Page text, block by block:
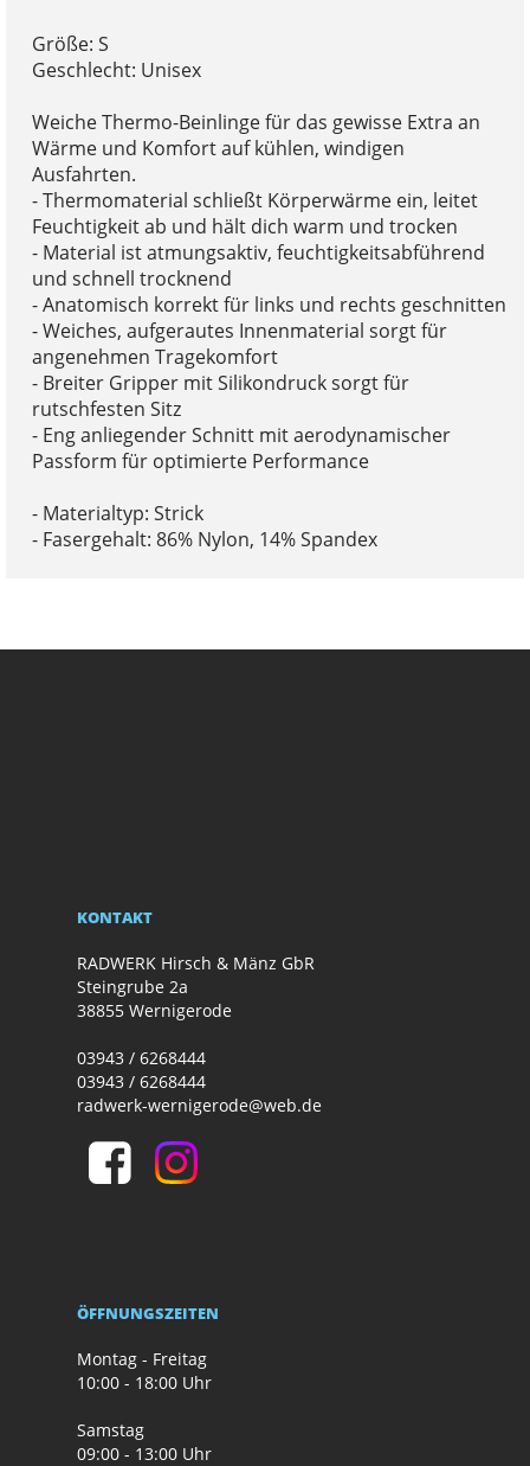
Größe: S
Geschlecht: Unisex
Weiche Thermo-Beinlinge für das gewisse Extra an
Wärme und Komfort auf kühlen, windigen
Ausfahrten.
- Thermomaterial schließt Körperwärme ein, leitet
Feuchtigkeit ab und hält dich warm und trocken
- Material ist atmungsaktiv, feuchtigkeitsabführend
und schnell trocknend
- Anatomisch korrekt für links und rechts geschnitten
- Weiches, aufgerautes Innenmaterial sorgt für
angenehmen Tragekomfort
- Breiter Gripper mit Silikondruck sorgt für
rutschfesten Sitz
- Eng anliegender Schnitt mit aerodynamischer
Passform für optimierte Performance
- Materialtyp: Strick
- Fasergehalt: 86% Nylon, 14% Spandex
KONTAKT
RADWERK Hirsch & Mänz GbR
Steingrube 2a
38855 Wernigerode
03943 / 6268444
03943 / 6268444
radwerk-wernigerode@web.de
ÖFFNUNGSZEITEN
Montag - Freitag
10:00 - 18:00 Uhr
Samstag
09:00 - 13:00 Uhr